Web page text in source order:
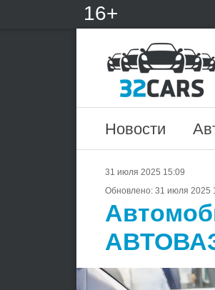
16+
Новости
31 июля 2025 15:09
Обновлено: 31 июля 2025
АВТОВАЗ